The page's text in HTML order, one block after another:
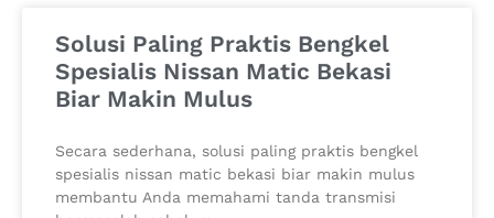
Solusi Paling Praktis Bengkel
Spesialis Nissan Matic Bekasi
Biar Makin Mulus
Secara sederhana, solusi paling praktis bengkel
spesialis nissan matic bekasi biar makin mulus
membantu Anda memahami tanda transmisi